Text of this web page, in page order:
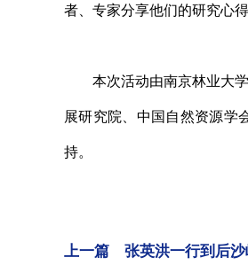
者、专家分享他们的研究心得
本次活动由南京林业大学
展研究院、中国自然资源学
持。
上一篇 张英洪一行到后沙